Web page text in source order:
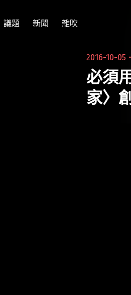
議題 新聞 雜吹
2016-10-05
必須
家〉